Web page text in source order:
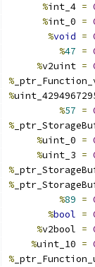
%int_4 =
%int_0 =
%void =
%47 =
%v2uint =
%
%
%57 =
%
%uint_0 =
%uint_3 =
%
%
%89 =
%bool =
%v2bool =
%uint_10 =
%